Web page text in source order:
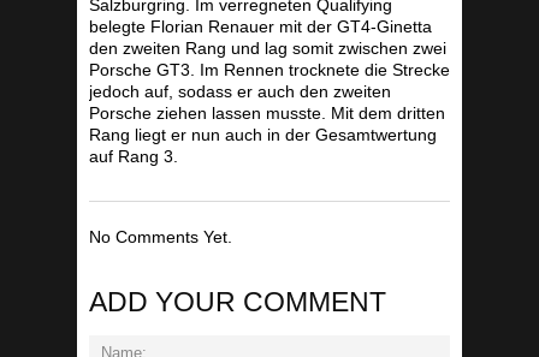
Salzburgring. Im verregneten Qualifying
belegte Florian Renauer mit der GT4-Ginetta
den zweiten Rang und lag somit zwischen zwei
Porsche GT3. Im Rennen trocknete die Strecke
jedoch auf, sodass er auch den zweiten
Porsche ziehen lassen musste. Mit dem dritten
Rang liegt er nun auch in der Gesamtwertung
auf Rang 3.
No Comments Yet.
ADD YOUR COMMENT